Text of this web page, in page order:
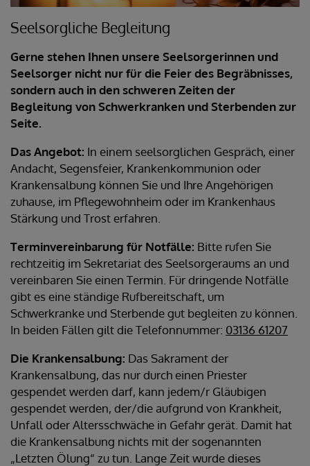
Seelsorgliche Begleitung
Gerne stehen Ihnen unsere Seelsorgerinnen und
Seelsorger nicht nur für die Feier des Begräbnisses,
sondern auch in den schweren Zeiten der
Begleitung von Schwerkranken und Sterbenden zur
Seite.
Das Angebot: In einem seelsorglichen Gespräch, einer
Andacht, Segensfeier, Krankenkommunion oder
Krankensalbung können Sie und Ihre Angehörigen
zuhause, im Pflegewohnheim oder im Krankenhaus
Stärkung und Trost erfahren.
Terminvereinbarung für Notfälle: Bitte rufen Sie
rechtzeitig im Sekretariat des Seelsorgeraums an und
vereinbaren Sie einen Termin. Für dringende Notfälle
gibt es eine ständige Rufbereitschaft, um
Schwerkranke und Sterbende gut begleiten zu können.
In beiden Fällen gilt die Telefonnummer: 03136 61207
Die Krankensalbung: Das Sakrament der
Krankensalbung, das nur durch einen Priester
gespendet werden darf, kann jedem/r Gläubigen
gespendet werden, der/die aufgrund von Krankheit,
Unfall oder Altersschwäche in Gefahr gerät. Damit hat
die Krankensalbung nichts mit der sogenannten
„Letzten Ölung“ zu tun. Lange Zeit wurde dieses